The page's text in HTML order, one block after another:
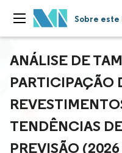
Sobre este
ANÁLISE DE
PARTICIPAÇÃO
TENDÊNCIAS
PREVISÃO